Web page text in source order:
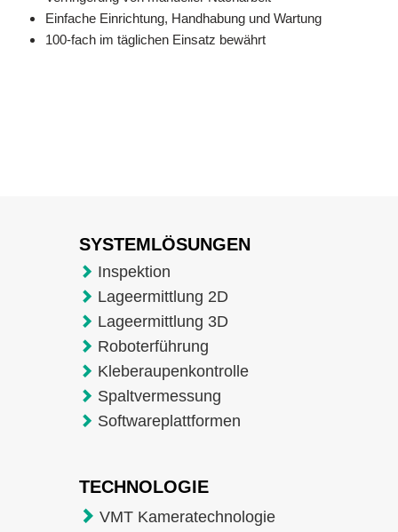
Einfache Einrichtung, Handhabung und Wartung
100-fach im täglichen Einsatz bewährt
SYSTEMLÖSUNGEN
Inspektion
Lageermittlung 2D
Lageermittlung 3D
Roboterführung
Kleberaupenkontrolle
Spaltvermessung
Softwareplattformen
TECHNOLOGIE
VMT Kameratechnologie